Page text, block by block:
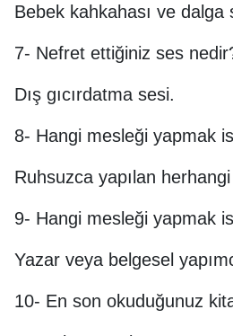
Bebek kahkahası ve dalga
7- Nefret ettiğiniz ses
Dış gıcırdatma sesi.
8- Hangi mesleği yapmak
Ruhsuzca yapılan
9- Hangi mesleği yapmak
Yazar veya belgesel
10- En son okuduğunuz